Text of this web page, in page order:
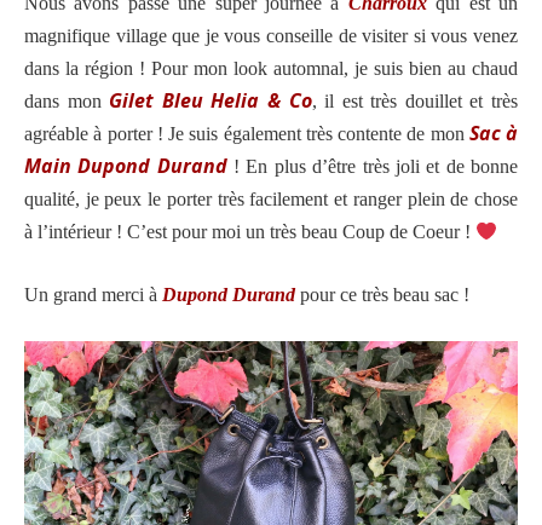
magnifique village que je vous conseille de visiter si vous venez
dans la région ! Pour mon look automnal, je suis bien au chaud
dans mon Gilet Bleu Helia & Co, il est très douillet et très
agréable à porter ! Je suis également très contente de mon Sac à
Main Dupond Durand! En plus d’être très joli et de bonne
qualité, je peux le porter très facilement et ranger plein de chose
à l’intérieur ! C’est pour moi un très beau Coup de Coeur !
Un grand merci à Dupond Durandpour ce très beau sac !